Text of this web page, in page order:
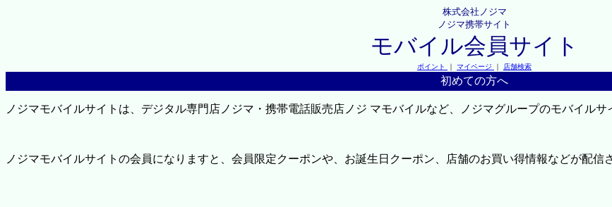
株式会社ノジマ
ノジマ携帯サイト
モバイル会員サイト
ポイント ｜ マイページ ｜ 店舗検索
初めての方へ
ノジマモバイルサイトは、デジタル専門店ノジマ・携帯電話販売店ノジ マモバイルなど、ノジマグループのモバイルサ
ノジマモバイルサイトの会員になりますと、会員限定クーポンや、お誕生日クーポン、店舗のお買い得情報などが配信